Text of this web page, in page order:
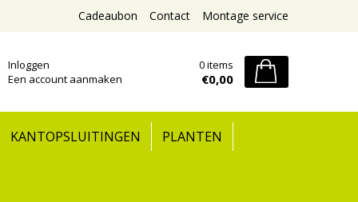
Montage service
Contact
Cadeaubon
Inloggen
Een account aanmaken
0 items
€0,00
KANTOPSLUITINGEN PLANTEN